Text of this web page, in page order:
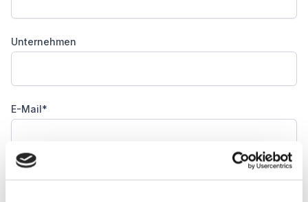
Unternehmen
E-Mail*